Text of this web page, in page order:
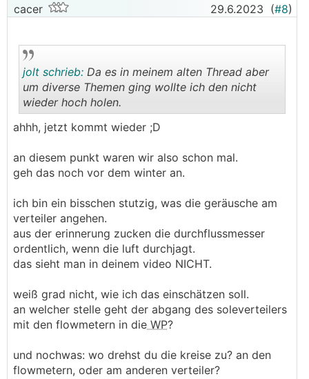
cacer 29.6.2023 (#8)
..
jolt schrieb: Da es in meinem alten Thread aber
um diverse Themen ging wollte ich den nicht
wieder hoch holen.
ahhh, jetzt kommt wieder ;D
an diesem punkt waren wir also schon mal.
geh das noch vor dem winter an.
ich bin ein bisschen stutzig, was die geräusche am
verteiler angehen.
aus der erinnerung zucken die durchflussmesser
ordentlich, wenn die luft durchjagt.
das sieht man in deinem video NICHT.
weiß grad nicht, wie ich das einschätzen soll.
an welcher stelle geht der abgang des soleverteilers
mit den flowmetern in die WP?
und nochwas: wo drehst du die kreise zu? an den
flowmetern, oder am anderen verteiler?